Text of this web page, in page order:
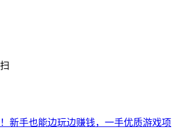
新手也能边玩边赚钱，一手优质游戏项